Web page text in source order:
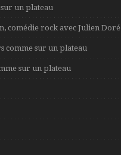
un plateau
comédie rock avec Julien Doré
comme sur un plateau
sur un plateau